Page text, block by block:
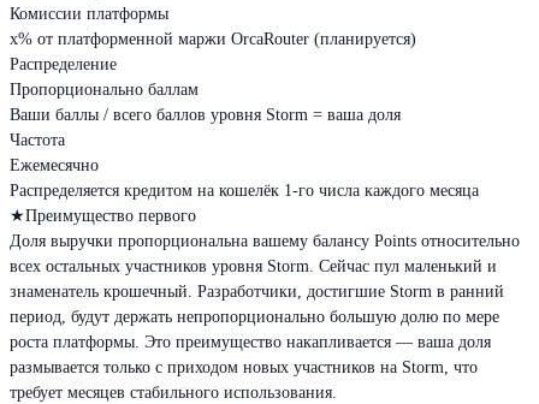
Комиссии платформы
x% от платформенной маржи OrcaRouter (планируется)
Распределение
Пропорционально баллам
Ваши баллы / всего баллов уровня Storm = ваша доля
Частота
Ежемесячно
Распределяется кредитом на кошелёк 1-го числа каждого месяца
★Преимущество первого
Доля выручки пропорциональна вашему балансу Points относительно
всех остальных участников уровня Storm. Сейчас пул маленький и
знаменатель крошечный. Разработчики, достигшие Storm в ранний
период, будут держать непропорционально большую долю по мере
роста платформы. Это преимущество накапливается — ваша доля
размывается только с приходом новых участников на Storm, что
требует месяцев стабильного использования.